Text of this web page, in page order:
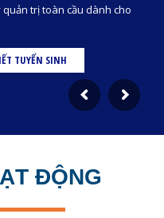
trị toàn cầu dành cho
TUYỂN SINH
ĐỘNG